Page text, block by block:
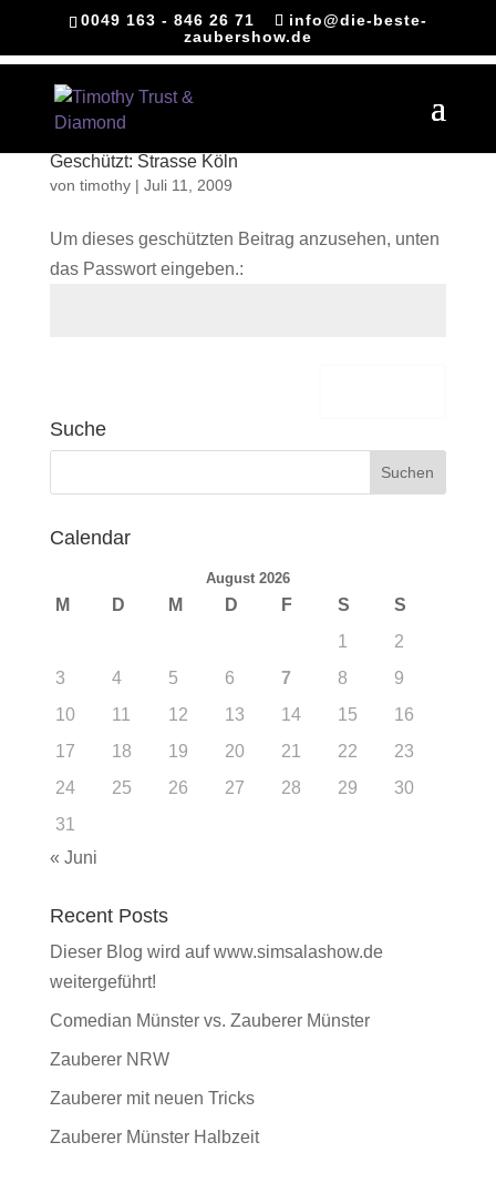
0049 163 - 846 26 71
info@die-beste-
zaubershow.de
Geschützt: Strasse Köln
von timothy| Juli 11, 2009
Um dieses geschützten Beitrag anzusehen, unten
das Passwort eingeben.:
Suche
Calendar
August 2026
M D M D F S
S
1
2
3
4 5 6 7 8
9
10
11 12 13 14 15
16
17
18 19 20 21 22
23
24
25 26 27 28 29
30
31
« Juni
Recent Posts
Dieser Blog wird auf www.simsalashow.de
weitergeführt!
Comedian Münster vs. Zauberer Münster
Zauberer NRW
Zauberer mit neuen Tricks
Zauberer Münster Halbzeit